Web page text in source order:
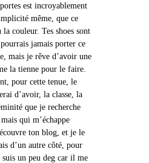
est incroyablement
même, que ce
couleur. Tes shoes sont
jamais porter ce
mais je rêve d’avoir une
la tienne pour le faire.
pour cette tenue, le
d’avoir, la classe, la
que je recherche
qui m’échappe
ton blog, et je le
d’un autre côté, pour
suis un peu deg car il me